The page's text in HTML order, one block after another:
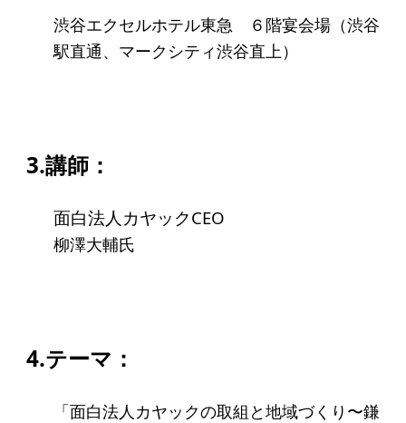
給付型奨学金
事業方針
ソーシャルビジネス支援
事業方針
ソーシャルビジネス
渋谷エクセルホテル東急 ６階宴会場（渋谷
駅直通、マークシティ渋谷直上）
3.講師：
面白法人カヤックCEO
柳澤大輔氏
4.テーマ：
「面白法人 カヤックの取組と地域づくり〜鎌